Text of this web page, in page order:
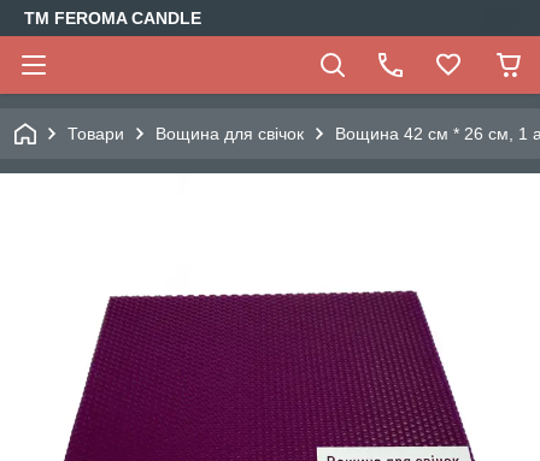
TM FEROMA CANDLE
Товари Вощина для свічок Вощина 42 см * 26 см, 1